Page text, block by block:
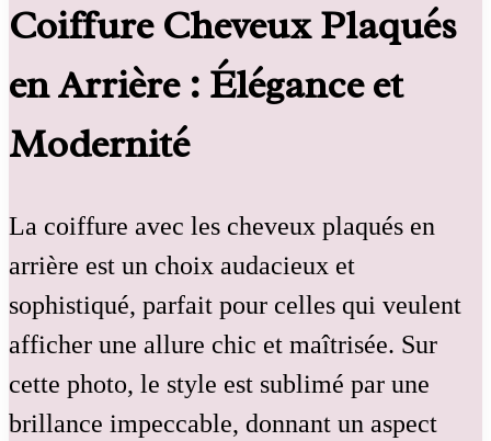
Coiffure Cheveux Plaqués
en Arrière : Élégance et
Modernité
La coiffure avec les cheveux plaqués en
arrière est un choix audacieux et
sophistiqué, parfait pour celles qui veulent
afficher une allure chic et maîtrisée. Sur
cette photo, le style est sublimé par une
brillance impeccable, donnant un aspect